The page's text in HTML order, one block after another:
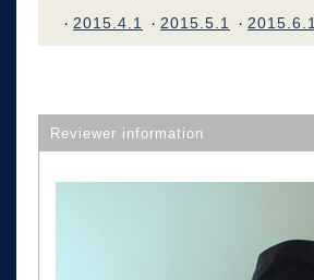
・ 2015.4.1 ・ 2015.5.1 ・ 2015.6.1
Reviewer information